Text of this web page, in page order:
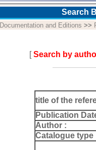
Search
Documentation and Editions >>
[Search by
title of the
Publication
Author :
Catalogue type